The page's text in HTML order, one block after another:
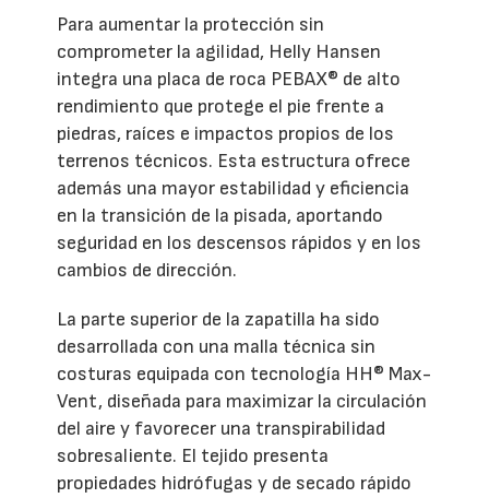
Para aumentar la protección sin
comprometer la agilidad, Helly Hansen
integra una placa de roca PEBAX® de alto
rendimiento que protege el pie frente a
piedras, raíces e impactos propios de los
terrenos técnicos. Esta estructura ofrece
además una mayor estabilidad y eficiencia
en la transición de la pisada, aportando
seguridad en los descensos rápidos y en los
cambios de dirección.
La parte superior de la zapatilla ha sido
desarrollada con una malla técnica sin
costuras equipada con tecnología HH® Max-
Vent, diseñada para maximizar la circulación
del aire y favorecer una transpirabilidad
sobresaliente. El tejido presenta
propiedades hidrófugas y de secado rápido